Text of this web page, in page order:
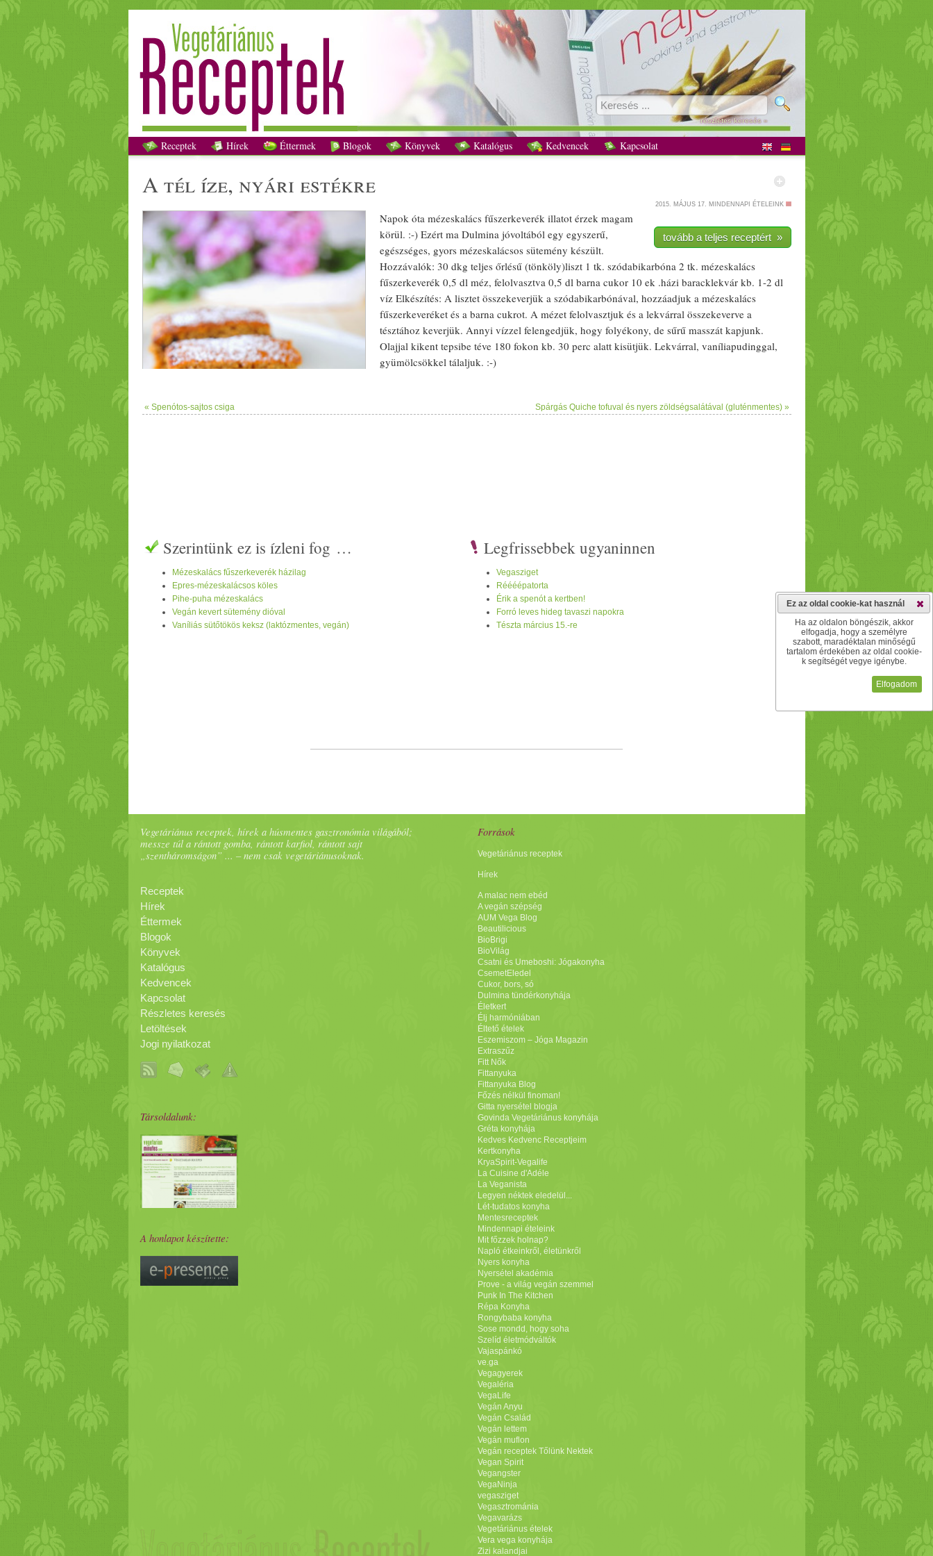
A tél íze, nyári estékre recept vegetáriánus
részletes keresés »
Receptek Hírek Éttermek Blogok Könyvek Katalógus Kedvencek Kapcsolat
a tél íze, nyári estékre
2015. MÁJUS 17. MINDENNAPI ÉTELEINK
tovább a teljes receptért »
Napok óta mézeskalács fűszerkeverékillatot érzek magam
körül. :-) Ezért ma Dulmina jóvoltából egy egyszerű,
egészséges, gyors mézeskalácsos sütemény készült.
Hozzávalók: 30 dkg teljes őrlésű (tönköly)liszt1 tk. szódabikarbóna2 tk. mézeskalács
fűszerkeverék0,5 dl méz, felolvasztva 0,5 dl barna cukor10 ek .házi baracklekvár kb. 1-2 dl
vízElkészítés: A lisztet összekeverjük a szódabikarbónával, hozzáadjuk a mézeskalács
fűszerkeveréket és a barna cukrot. A mézet felolvasztjuk és a lekvárral összekeverve a
tésztához keverjük. Annyi vízzel felengedjük, hogy folyékony, de sűrű masszát kapjunk.
Olajjal kikent tepsibe téve 180 fokon kb. 30 perc alatt kisütjük. Lekvárral, vaníliapudinggal,
gyümölcsökkel tálaljuk. :-)
« Spenótos-sajtos csiga Spárgás Quiche tofuval és nyers zöldségsalátával (gluténmentes) »
Szerintünk ez is ízleni fog …
Mézeskalács fűszerkeverék házilag
Epres-mézeskalácsos köles
Pihe-puha mézeskalács
Vegán kevert sütemény dióval
Vaníliás sütőtökös keksz (laktózmentes, vegán)
Legfrissebbek ugyaninnen
Vegasziget
Réééépatorta
Érik a spenót a kertben!
Forró leves hideg tavaszi napokra
Tészta március 15.-re
Vegetáriánus receptek, hírek a húsmentes gasztronómia világából;
messze túl a rántott gomba, rántott karfiol, rántott sajt
„szentháromságon” ... – nem csak vegetáriánusoknak.
Receptek
Hírek
Éttermek
Blogok
Könyvek
Katalógus
Kedvencek
Kapcsolat
Részletes keresés
Letöltések
Jogi nyilatkozat
Társoldalunk:
A honlapot készítette:
Források
Vegetáriánus receptek
Hírek
A malac nem ebéd
A vegán szépség
AUM Vega Blog
Beautilicious
BioBrigi
BioVilág
Csatni és Umeboshi: Jógakonyha
CsemetEledel
Cukor, bors, só
Dulmina tündérkonyhája
Életkert
Élj harmóniában
Éltető ételek
Eszemiszom – Jóga Magazin
Extraszűz
Fitt Nők
Fittanyuka
Fittanyuka Blog
Főzés nélkül finoman!
Gitta nyersétel blogja
Govinda Vegetáriánus konyhája
Gréta konyhája
Kedves Kedvenc Receptjeim
Kertkonyha
KryaSpirit-Vegalife
La Cuisine d'Adéle
La Veganista
Legyen néktek eledelül...
Lét-tudatos konyha
Mentesreceptek
Mindennapi ételeink
Mit főzzek holnap?
Napló étkeinkről, életünkről
Nyers konyha
Nyersétel akadémia
Prove - a világ vegán szemmel
Punk In The Kitchen
Répa Konyha
Rongybaba konyha
Sose mondd, hogy soha
Szelíd életmódváltók
Vajaspánkó
ve.ga
Vegagyerek
Vegaléria
VegaLife
Vegán Anyu
Vegán Család
Vegán lettem
Vegán muflon
Vegán receptek Tőlünk Nektek
Vegan Spirit
Vegangster
VegaNinja
vegasziget
Vegasztrománia
Vegavarázs
Vegetáriánus ételek
Vera vega konyhája
Zizi kalandjai
Ez az oldal cookie-kat használ
Ha az oldalon böngészik, akkor
elfogadja, hogy a személyre
szabott, maradéktalan minőségű
tartalom érdekében az oldal cookie-
k segítségét vegye igénybe.
Elfogadom